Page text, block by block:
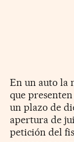
En un auto la
que presenten
un plazo de
apertura de
petición del